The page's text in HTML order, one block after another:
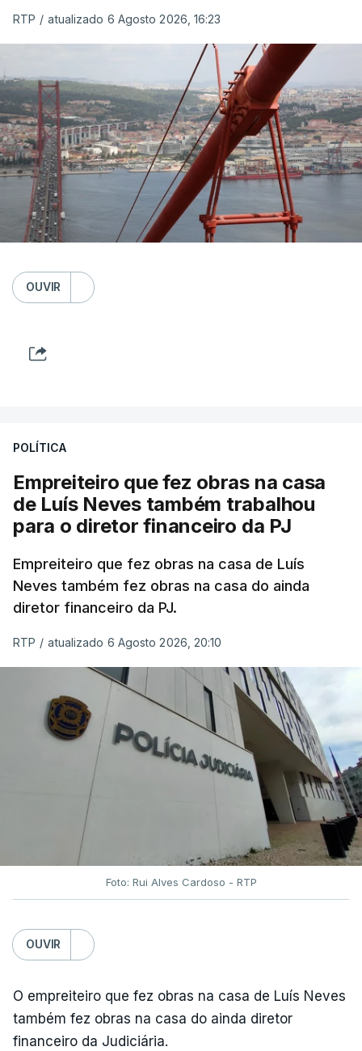
RTP / atualizado 6 Agosto 2026, 16:23
OUVIR
POLÍTICA
Empreiteiro que fez obras na casa
de Luís Neves também trabalhou
para o diretor financeiro da PJ
Empreiteiro que fez obras na casa de Luís
Neves também fez obras na casa do ainda
diretor financeiro da PJ.
RTP / atualizado 6 Agosto 2026, 20:10
Foto: Rui Alves Cardoso - RTP
OUVIR
O empreiteiro que fez obras na casa de Luís Neves
também fez obras na casa do ainda diretor
financeiro da Judiciária.